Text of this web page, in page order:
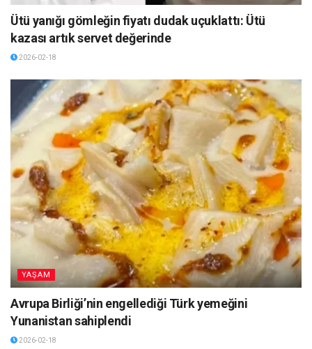
Ütü yanığı gömleğin fiyatı dudak uçuklattı: Ütü
kazası artık servet değerinde
2026-02-18
YAŞAM
Avrupa Birliği’nin engellediği Türk yemeğini
Yunanistan sahiplendi
2026-02-18